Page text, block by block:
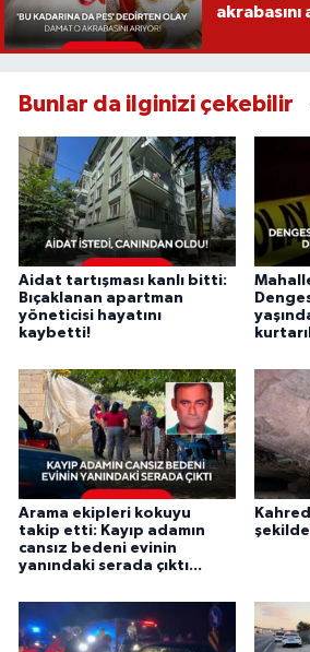
akrabasını
Bunlar da ilginizi çekebilir
Aidat tartışması kanlı bitti:
Bıçaklanan apartman
yöneticisi hayatını
kaybetti!
Arama ekipleri kokuyu
takip etti: Kayıp adamın
cansız bedeni evinin
yanındaki serada çıktı...